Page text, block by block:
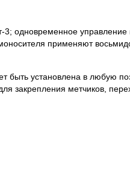
одновременное управление
применяют
быть установлена в любую
закрепления метчиков,